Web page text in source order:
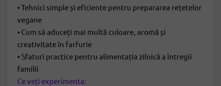
• Tehnici simple și eficiente pentru prepararea rețetelor
vegane
• Cum să aduceți mai multă culoare, aromă și
creativitate în farfurie
• Sfaturi practice pentru alimentația zilnică a întregii
familii
Ce veți experimenta: